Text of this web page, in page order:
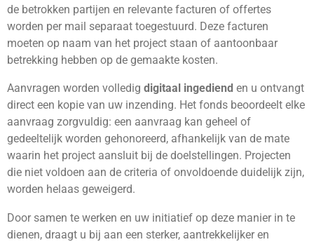
de betrokken partijen en relevante facturen of offertes
worden per mail separaat toegestuurd. Deze facturen
moeten op naam van het project staan of aantoonbaar
betrekking hebben op de gemaakte kosten.
Aanvragen worden volledig digitaal ingediend en u ontvangt
direct een kopie van uw inzending. Het fonds beoordeelt elke
aanvraag zorgvuldig: een aanvraag kan geheel of
gedeeltelijk worden gehonoreerd, afhankelijk van de mate
waarin het project aansluit bij de doelstellingen. Projecten
die niet voldoen aan de criteria of onvoldoende duidelijk zijn,
worden helaas geweigerd.
Door samen te werken en uw initiatief op deze manier in te
dienen, draagt u bij aan een sterker, aantrekkelijker en